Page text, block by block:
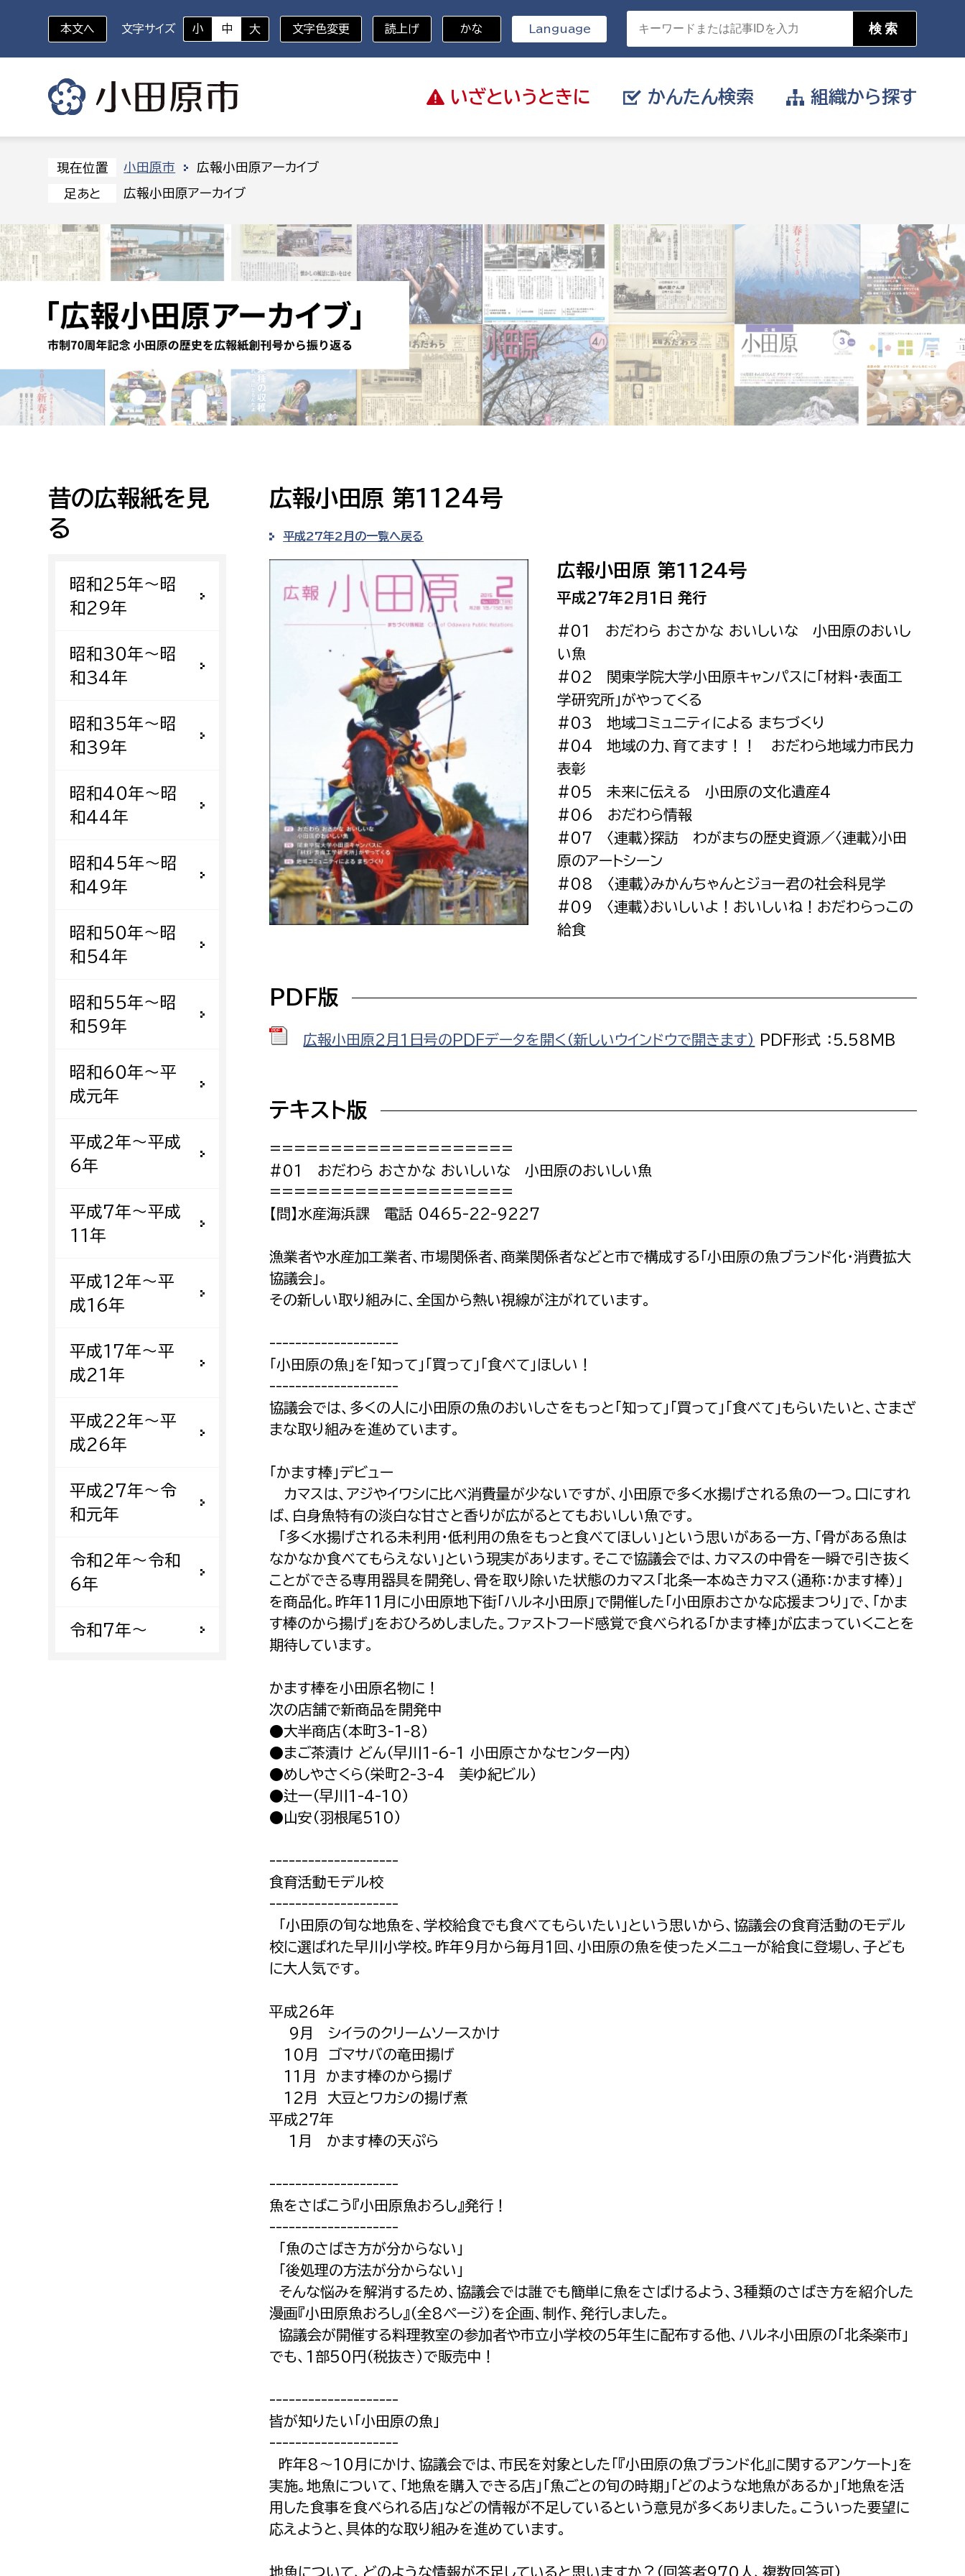
いざと いうときに
いざというときに
休日救急外来 防災・ハザードマップ 避難場所 消防
かんたん検索
対象者を選択
幼稚園児・保育園児
高校生・大学生など
障がい者
事業者
求職者
外国人
ペット
税
教育・子育て
防災・安全
福祉・健康
環境・エネルギー
都市基盤
市民活動・地域づくり
行政経営
観光
消防
病院
市議会
届け出や申請をしたい
証明書がほしい
相談をしたい
支払いをしたい
働きたい
まちづくりに関わりたい
組織から探す
組織から探す
部に属さない室
秘書室
広報広聴室
企画政策課
財政課
デジタル推進課
総務課
職員課
財産管理課
契約検査課
市税総務課
市民税課
資産税課
事業課
市民部
地域安全課
人権・男女共同参画課
戸籍住民課
防災部 文化部
スポーツ課
小田原城総合管理事務所
環境部
福祉健康部
福祉政策課
生活援護課
障がい福祉課
保険課
健康づくり課
子ども若者部
子ども政策課
子ども若者支援課
経済部
産業政策課
水産海浜課
都市部
都市計画課
建築指導課
建設部
建設政策課
国県事業推進課
道水路整備課
みどり公園課
会計管理者
出納室
市立総合医療センター
患者サポートセンター
病院管理局：経営管理課
病院管理局：施設用度課
病院管理局：医事課
予防課
警防計画課
警防第2課
上下水道局
経営総務課
水道整備課
下水道整備課
浄水管理課
教育総務課
教育指導課
農業委員会事務局
農業委員会事務局 議会総務課
本文へ 文字サイズ 小 中 大 文字色変更 読上げ かな Language
現在位置 小田原市 広報小田原アーカイブ
足あと 広報小田原アーカイブ
昔の広報紙を見
る
昭和25年〜昭
和29年
昭和30年〜昭
和34年
昭和35年〜昭
和39年
昭和40年〜昭
和44年
昭和45年〜昭
和49年
昭和50年〜昭
和54年
昭和55年〜昭
和59年
昭和60年〜平
成元年
平成2年〜平成
6年
平成7年〜平成
11年
平成12年〜平
成16年
平成17年〜平
成21年
平成22年〜平
成26年
平成27年〜令
和元年
令和2年〜令和
6年
令和7年〜
広報小田原 第1124号
平成27年2月の一覧へ戻る
広報小田原 第1124号
平成27年2月1日 発行
#01 おだわら おさかな おいしいな 小田原のおいし
い魚
#02 関東学院大学小田原キャンパスに「材料・表面工
学研究所」がやってくる
#03 地域コミュニティによる まちづくり
#04 地域の力、育てます！！ おだわら地域力市民力
表彰
#05 未来に伝える 小田原の文化遺産4
#06 おだわら情報
#07 〈連載〉探訪 わがまちの歴史資源／〈連載〉小田
原のアートシーン
#08 〈連載〉みかんちゃんとジョー君の社会科見学
#09 〈連載〉おいしいよ！おいしいね！おだわらっこの
給食
PDF版
広報小田原2月1日号のPDFデータを開く（新しいウインドウで開きます） PDF形式 ：5.58MB
テキスト版
====================
#01 おだわら おさかな おいしいな 小田原のおいしい魚
====================
【問】水産海浜課 電話 0465-22-9227
漁業者や水産加工業者、市場関係者、商業関係者などと市で構成する「小田原の魚ブランド化・消費拡大
協議会」。
その新しい取り組みに、全国から熱い視線が注がれています。
--------------------
「小田原の魚」を「知って」「買って」「食べて」ほしい！
--------------------
協議会では、多くの人に小田原の魚のおいしさをもっと「知って」「買って」「食べて」もらいたいと、さまざ
まな取り組みを進めています。
「かます棒」デビュー
カマスは、アジやイワシに比べ消費量が少ないですが、小田原で多く水揚げされる魚の一つ。口にすれ
ば、白身魚特有の淡白な甘さと香りが広がるとてもおいしい魚です。
「多く水揚げされる未利用・低利用の魚をもっと食べてほしい」という思いがある一方、「骨がある魚は
なかなか食べてもらえない」という現実があります。そこで協議会では、カマスの中骨を一瞬で引き抜く
ことができる専用器具を開発し、骨を取り除いた状態のカマス「北条一本ぬきカマス（通称：かます棒）」
を商品化。昨年11月に小田原地下街「ハルネ小田原」で開催した「小田原おさかな応援まつり」で、「かま
す棒のから揚げ」をおひろめしました。ファストフード感覚で食べられる「かます棒」が広まっていくことを
期待しています。
かます棒を小田原名物に！
次の店舗で新商品を開発中
●大半商店（本町3-1-8）
●まご茶漬け どん（早川1-6-1 小田原さかなセンター内）
●めしやさくら（栄町2-3-4 美ゆ紀ビル）
●辻一（早川1-4-10）
●山安（羽根尾510）
--------------------
食育活動モデル校
--------------------
「小田原の旬な地魚を、学校給食でも食べてもらいたい」という思いから、協議会の食育活動のモデル
校に選ばれた早川小学校。昨年9月から毎月1回、小田原の魚を使ったメニューが給食に登場し、子ども
に大人気です。
平成26年
9月 シイラのクリームソースかけ
10月 ゴマサバの竜田揚げ
11月 かます棒のから揚げ
12月 大豆とワカシの揚げ煮
平成27年
1月 かます棒の天ぷら
--------------------
魚をさばこう『小田原魚おろし』発行！
--------------------
「魚のさばき方が分からない」
「後処理の方法が分からない」
そんな悩みを解消するため、協議会では誰でも簡単に魚をさばけるよう、3種類のさばき方を紹介した
漫画『小田原魚おろし』（全8ページ）を企画、制作、発行しました。
協議会が開催する料理教室の参加者や市立小学校の5年生に配布する他、ハルネ小田原の「北条楽市」
でも、1部50円（税抜き）で販売中！
--------------------
皆が知りたい「小田原の魚」
--------------------
昨年8〜10月にかけ、協議会では、市民を対象とした「『小田原の魚ブランド化』に関するアンケート」を
実施。地魚について、「地魚を購入できる店」「魚ごとの旬の時期」「どのような地魚があるか」「地魚を活
用した食事を食べられる店」などの情報が不足しているという意見が多くありました。こういった要望に
応えようと、具体的な取り組みを進めています。
地魚について、どのような情報が不足していると思いますか？（回答者970人、複数回答可）